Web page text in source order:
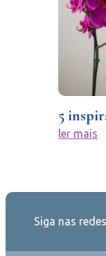
5
ler mais
Siga nas